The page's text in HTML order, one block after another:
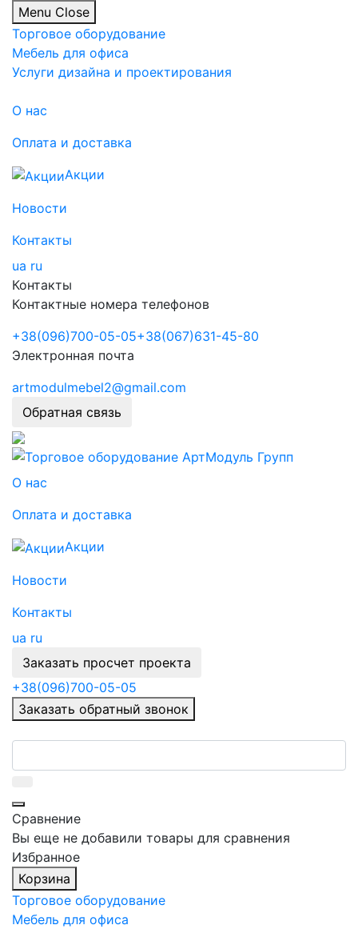
Menu Close
Торговое оборудование
Мебель для офиса
Услуги дизайна и проектирования
О нас
Оплата и доставка
Акции
Новости
Контакты
ua ru
Контакты
Контактные номера телефонов
+38(096)700-05-05+38(067)631-45-80
Электронная почта
artmodulmebel2@gmail.com
Обратная связь
О нас
Оплата и доставка
Акции
Новости
Контакты
ua ru
Заказать просчет проекта
+38(096)700-05-05
Заказать обратный звонок
Сравнение
Вы еще не добавили товары для сравнения
Избранное
Корзина
Торговое оборудование
Мебель для офиса